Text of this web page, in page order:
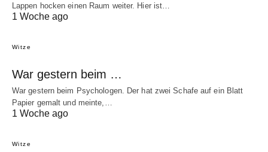
Lappen hocken einen Raum weiter. Hier ist…
1 Woche ago
Witze
War gestern beim …
War gestern beim Psychologen. Der hat zwei Schafe auf ein Blatt
Papier gemalt und meinte,…
1 Woche ago
Witze